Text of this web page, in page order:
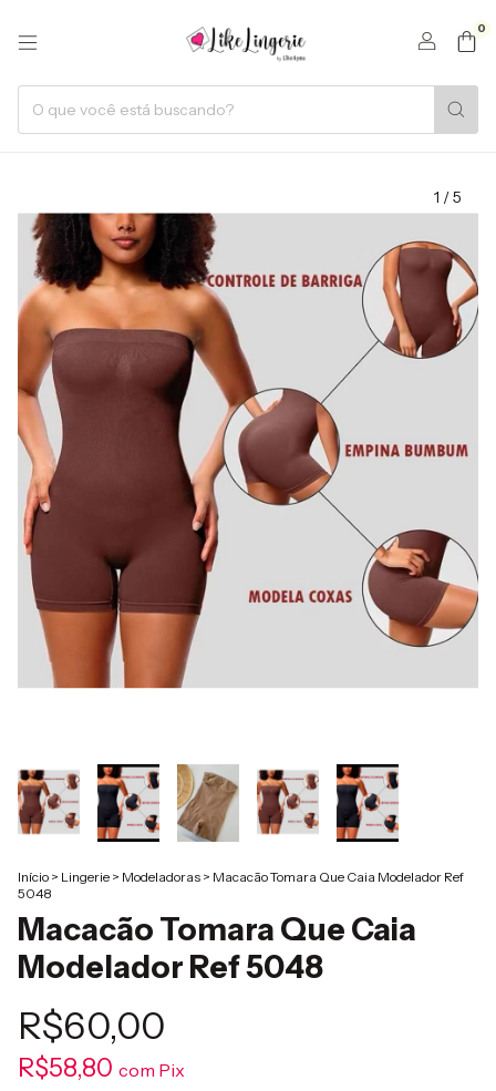
0
1 /5
Início > Lingerie > Modeladoras > Macacão Tomara Que Caia Modelador Ref
5048
Macacão Tomara Que Caia
Modelador Ref 5048
R$60,00
R$58,80 com Pix